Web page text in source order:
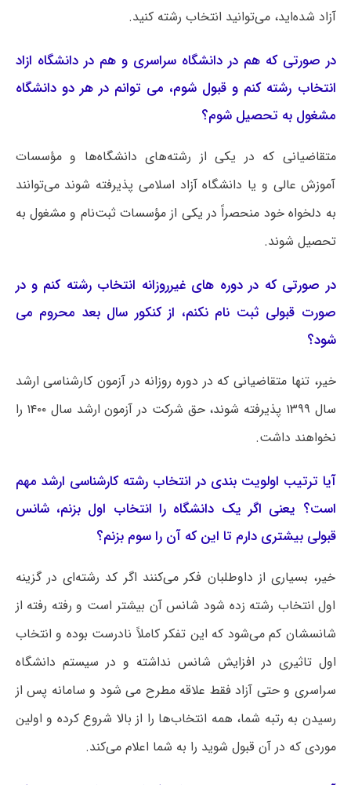
آزاد شده‌اید، می‌توانید انتخاب رشته کنید.
در صورتی که هم در دانشگاه سراسری و هم در دانشگاه ازاد
انتخاب رشته کنم و قبول شوم، می توانم در هر دو دانشگاه
مشغول به تحصیل شوم؟
متقاضیانی که در یکی از رشته‌های دانشگاه‌ها و مؤسسات
آموزش عالی و یا دانشگاه آزاد اسلامی پذیرفته شوند می‌توانند
به دلخواه خود منحصراً در یکی از مؤسسات ثبت‌نام و مشغول به
تحصیل شوند.
در صورتی که در دوره های غیرروزانه انتخاب رشته کنم و در
صورت قبولی ثبت نام نکنم، از کنکور سال بعد محروم می
شود؟
خیر، تنها متقاضیانی که در دوره روزانه در آزمون کارشناسی ارشد
سال ۱۳۹۹ پذیرفته شوند، حق شرکت در آزمون ارشد سال ۱۴۰۰ را
نخواهند داشت.
آیا ترتیب اولویت بندی در انتخاب رشته کارشناسی ارشد مهم
است؟ یعنی اگر یک دانشگاه را انتخاب اول بزنم، شانس
قبولی بیشتری دارم تا این که آن را سوم بزنم؟
خیر، بسیاری از داوطلبان فکر می‌کنند اگر کد رشته‌ای در گزینه
اول انتخاب رشته زده شود شانس آن بیشتر است و رفته رفته از
شانسشان کم می‌شود که این تفکر کاملاً نادرست بوده و انتخاب
اول تاثیری در افزایش شانس نداشته و در سیستم دانشگاه
سراسری و حتی آزاد فقط علاقه مطرح می شود و سامانه پس از
رسیدن به رتبه شما، همه انتخاب‌ها را از بالا شروع کرده و اولین
موردی که در آن قبول شوید را به شما اعلام می‌کند.